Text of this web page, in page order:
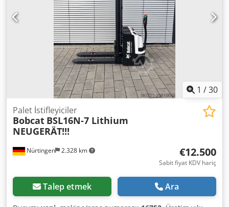
1 /30
Nürtingen 2.328 km
Palet İstifleyiciler
Bobcat BSL16N-7 Lithium
NEUGERÄT!!!
€12.500
Sabit fiyat KDV hariç
Talep etmek Ara